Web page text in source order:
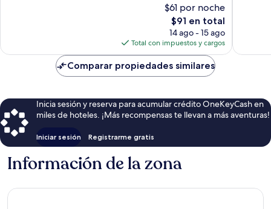
$61 por noche
El
precio
actual
es
de
$91
$91 en total
14 ago - 15 ago
Total con impuestos y cargos
Comparar propiedades similares
Inicia sesión y reserva para acumular crédito OneKeyCash en
miles de hoteles. ¡Más recompensas te llevan a más aventuras!
Iniciar sesión Registrarme gratis
Información de la zona